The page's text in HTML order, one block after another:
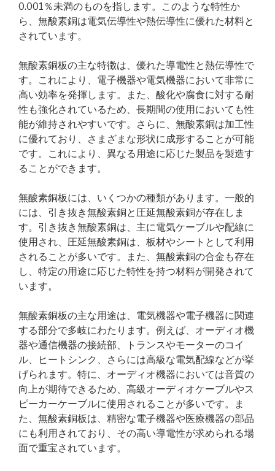
0.001％未満のものを指します。このような特性か
ら、無酸素銅は電気伝導性や熱伝導性に優れた材料と
されています。
無酸素銅板の主な特徴は、優れた導電性と熱伝導性で
す。これにより、電子機器や電気機器において非常に
高い効率を発揮します。また、酸化や腐食に対する耐
性も強化されているため、長期間の使用においても性
能が維持されやすいです。さらに、無酸素銅は加工性
に優れており、さまざまな形状に成形することが可能
です。これにより、異なる用途に応じた製品を製造す
ることができます。
無酸素銅板には、いくつかの種類があります。一般的
には、引き抜き無酸素銅と圧延無酸素銅が存在しま
す。引き抜き無酸素銅は、主に電気ケーブルや配線に
使用され、圧延無酸素銅は、板材やシートとして利用
されることが多いです。また、無酸素銅の合金も存在
し、特定の用途に応じた特性を持つ材料が開発されて
います。
無酸素銅板の主な用途は、電気機器や電子機器に関連
する部分で多岐にわたります。例えば、オーディオ機
器や通信機器の接続部、トランスやモーターのコイ
ル、ヒートシンク、さらには高級な電気配線などが挙
げられます。特に、オーディオ機器においては音質の
向上が期待できるため、高級オーディオケーブルやス
ピーカーケーブルに使用されることが多いです。ま
た、無酸素銅板は、精密な電子機器や医療機器の部品
にも利用されており、その高い導電性が求められる場
面で重宝されています。